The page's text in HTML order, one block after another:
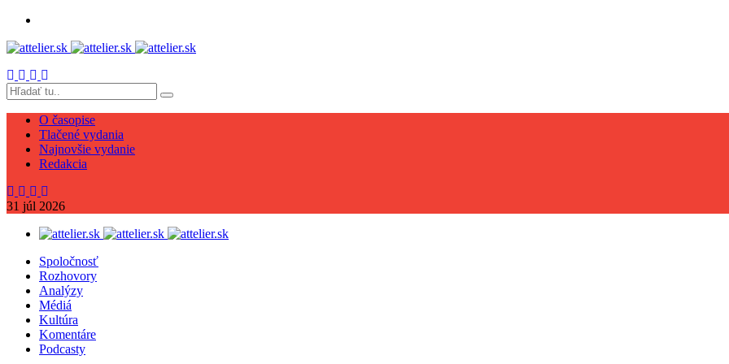
O časopise
Tlačené vydania
Najnovšie vydanie
Redakcia
31 júl 2026
Spoločnosť
Rozhovory
Analýzy
Médiá
Kultúra
Komentáre
Podcasty